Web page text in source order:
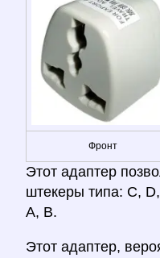
Фронт
Этот адаптер
штекеры типа: C,
A, B.
Этот адаптер,